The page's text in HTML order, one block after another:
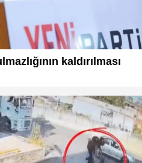
kaldırılması